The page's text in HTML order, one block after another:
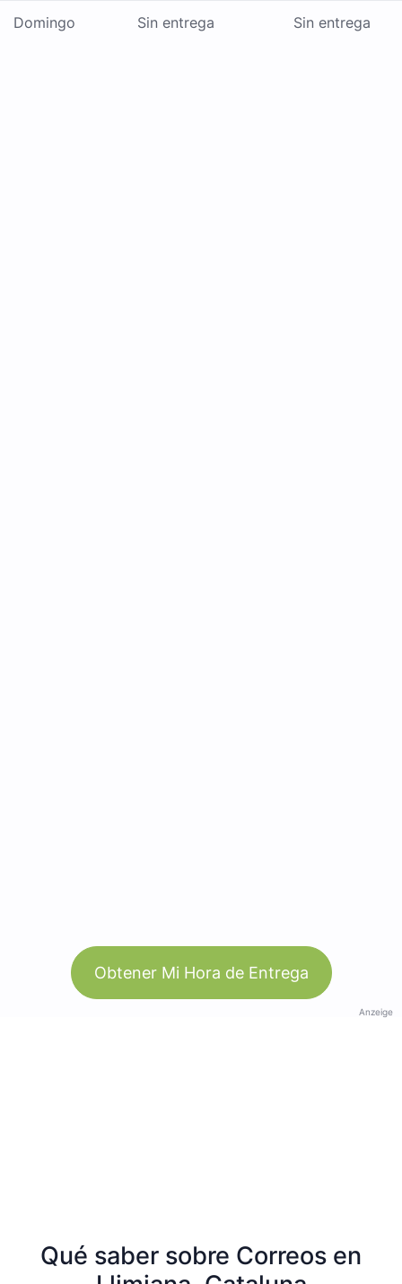
Domingo Sin entrega Sin entrega
Obtener Mi Hora de Entrega
Anzeige
Qué saber sobre Correos en